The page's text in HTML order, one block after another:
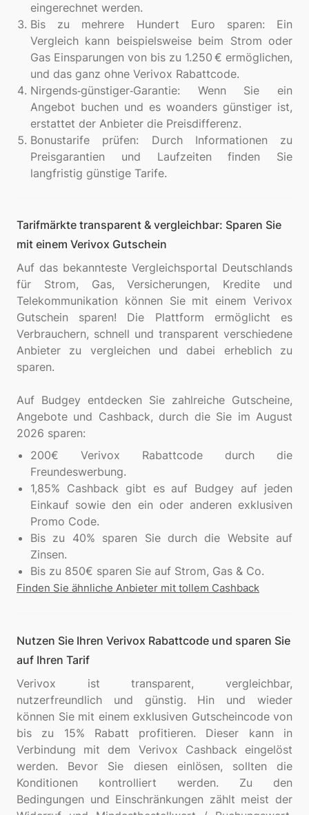
eingerechnet werden.
Bis zu mehrere Hundert Euro sparen: Ein
Vergleich kann beispielsweise beim Strom oder
Gas Einsparungen von bis zu 1.250 € ermöglichen,
und das ganz ohne Verivox Rabattcode.
Nirgends‑günstiger‑Garantie: Wenn Sie ein
Angebot buchen und es woanders günstiger ist,
erstattet der Anbieter die Preisdifferenz.
Bonustarife prüfen: Durch Informationen zu
Preisgarantien und Laufzeiten finden Sie
langfristig günstige Tarife.
Tarifmärkte transparent & vergleichbar: Sparen Sie
mit einem Verivox Gutschein
Auf das bekannteste Vergleichsportal Deutschlands
für Strom, Gas, Versicherungen, Kredite und
Telekommunikation können Sie mit einem Verivox
Gutschein sparen! Die Plattform ermöglicht es
Verbrauchern, schnell und transparent verschiedene
Anbieter zu vergleichen und dabei erheblich zu
sparen.
Auf Budgey entdecken Sie zahlreiche Gutscheine,
Angebote und Cashback, durch die Sie im August
200€ Verivox Rabattcode durch die
Freundeswerbung.
1,85% Cashback gibt es auf Budgey auf jeden
Einkauf sowie den ein oder anderen exklusiven
Promo Code.
Bis zu 40% sparen Sie durch die Website auf
Zinsen.
Bis zu 850€ sparen Sie auf Strom, Gas & Co.
Finden Sie ähnliche Anbieter mit tollem Cashback
Nutzen Sie Ihren Verivox Rabattcode und sparen Sie
auf Ihren Tarif
Verivox ist transparent, vergleichbar,
nutzerfreundlich und günstig. Hin und wieder
können Sie mit einem exklusiven Gutscheincode von
bis zu 15% Rabatt profitieren. Dieser kann in
Verbindung mit dem Verivox Cashback eingelöst
werden. Bevor Sie diesen einlösen, sollten die
Konditionen kontrolliert werden. Zu den
Bedingungen und Einschränkungen zählt meist der